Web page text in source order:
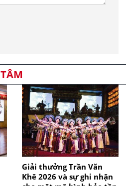
Giải thưởng Trần Văn
Khê 2026 và sự ghi nhận